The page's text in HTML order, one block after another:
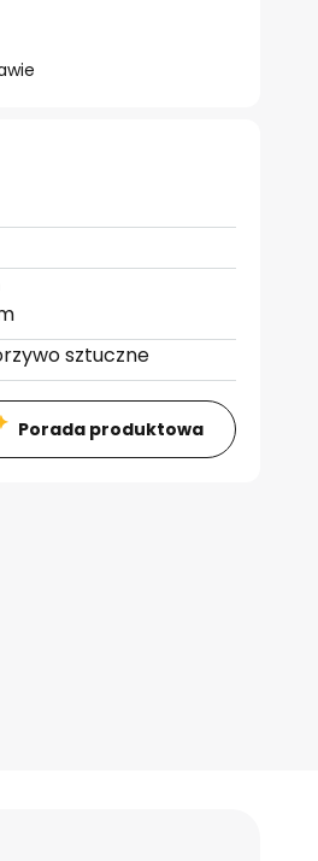
sztuczne
Porada produktowa